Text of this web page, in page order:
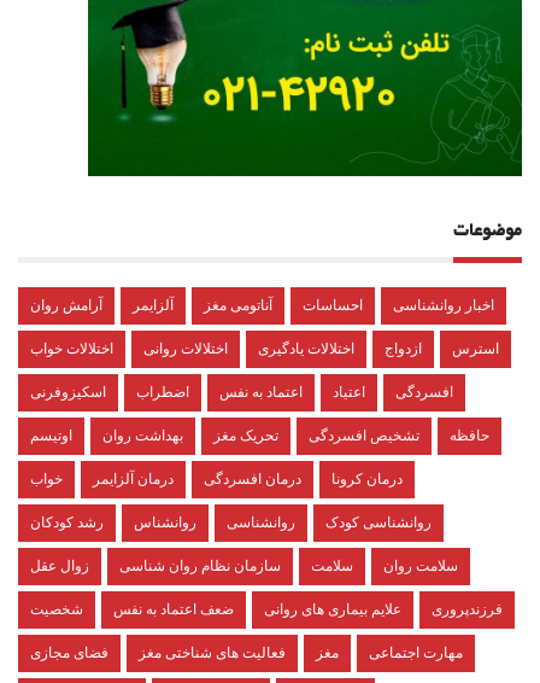
موضوعات
آرامش روان آلزایمر آناتومی مغز احساسات اخبار روانشناسی
اختلالات خواب اختلالات روانی اختلالات یادگیری ازدواج استرس
اسکیزوفرنی اضطراب اعتماد به نفس اعتیاد افسردگی
اوتیسم بهداشت روان تحریک مغز تشخیص افسردگی حافظه
خواب درمان آلزایمر درمان افسردگی درمان کرونا
رشد کودکان روانشناس روانشناسی روانشناسی کودک
زوال عقل سازمان نظام روان شناسی سلامت سلامت روان
شخصیت ضعف اعتماد به نفس علایم بیماری های روانی فرزندپروری
فضای مجازی فعالیت های شناختی مغز مغز مهارت اجتماعی